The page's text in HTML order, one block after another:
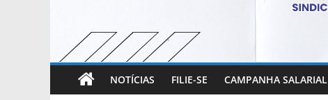
NOTÍCIAS FILIE-SE CAMPANHA SALARIAL